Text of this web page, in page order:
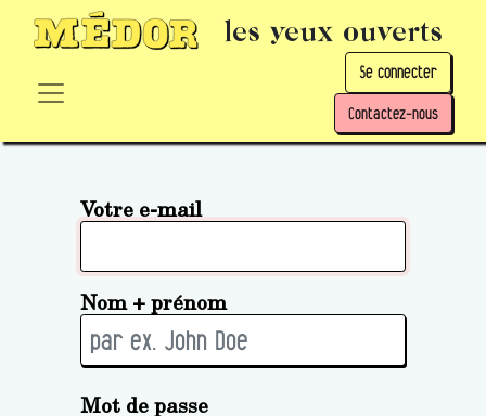
les yeux ouverts
Se connecter
Contactez-nous
Votre e-mail
Nom + prénom
Mot de passe